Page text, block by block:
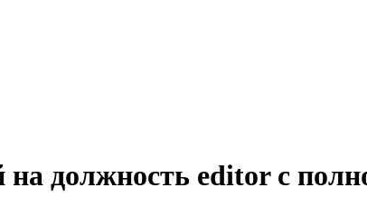
на должность editor с